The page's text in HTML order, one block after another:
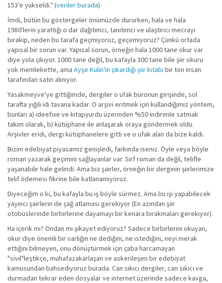
153’e yükseldi." (veriler burada)
İmdi, bütün bu göstergeler önümüzde dururken, hala ve hala
1980'lerin yarattığı o dar dağıtımcı, tanıtımcı ve ulaştırıcı mecrayı
bırakıp, neden bu tarafa geçmiyoruz, geçemiyoruz? Çünkü ortada
yapısal bir sorun var. Yapısal sorun, örneğin hala 1000 tane okur var
diye yola çıkıyor. 1000 tane değil, bu kafayla 300 tane bile şiir okuru
yok memlekette, ama Ayşe Kulin'in çıkardığı şiir kitabı bir ton insan
tarafından satın alınıyor.
Yasakmeyve'ye gittiğimde, dergiler o ufak büronun girişinde, sol
tarafta yığılı idi tavana kadar. O arşivi eritmek için kullandığımız yöntem,
bunları a) ideefixe ve kitapyurdu üzerinden %50 indirimle satmak
takım olarak, b) kütüphane ile anlaşarak oraya göndermek oldu.
Arşivler eridi, dergi kütüphanelere gitti ve o ufak alan da bize kaldı.
Bizim edebiyat piyasamız genişledi, farkında iseniz. Öyle veya böyle
roman yazarak geçimini sağlayanlar var. Sırf roman da değil, telifle
yaşanabilir hale gelindi. Ama biz şairler, örneğin bir derginin şiirlerimize
telif ödemesi fikrine bile katlanamıyoruz.
Diyeceğim o ki, bu kafayla bu iş böyle sürmez. Ama bu işi yapabilecek
yayıncı şairlerin de çağ atlaması gerekiyor (En azından şiir
otobüslerinde birbirlerine dayamayı bir kenara bırakmaları gerekiyor).
Ha içerik mi? Ondan mı şikayet ediyoruz? Sadece birbirlerini okuyan,
okur diye önemli bir varlığın ne dediğini, ne istediğini, neyi merak
ettiğini bilmeyen, onu dönüştürmek için çaba harcamayan
"sivil"leştikçe, muhafazakarlaşan ve askerileşen bir edebiyat
kamusundan bahsediyoruz burada. Can sıkıcı dergiler, can sıkıcı ve
durmadan tekrar eden dosyalar ve internet üzerinde sadece kavga,